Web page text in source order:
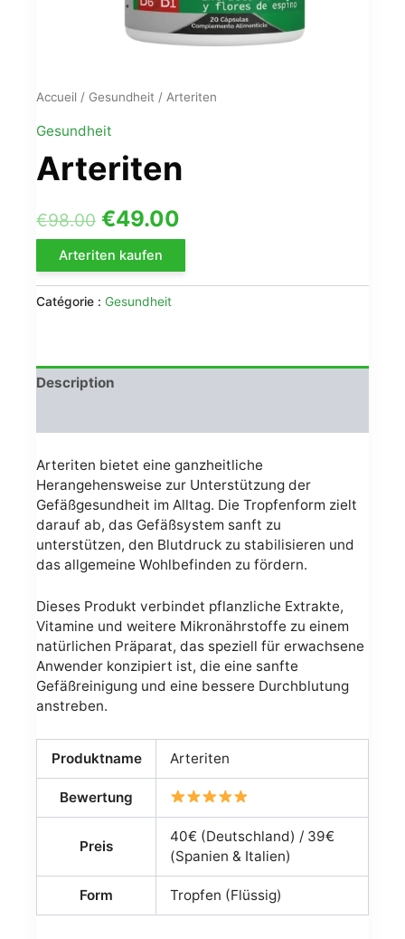
Accueil / Gesundheit / Arteriten
Gesundheit
Arteriten
€98.00 Le
prix
initial
était :
€49.00
actuel
Arteriten kaufen
Catégorie : Gesundheit
Description
Arteriten bietet eine ganzheitliche
Herangehensweise zur Unterstützung der
Gefäßgesundheit im Alltag. Die Tropfenform zielt
darauf ab, das Gefäßsystem sanft zu
unterstützen, den Blutdruck zu stabilisieren und
das allgemeine Wohlbefinden zu fördern.
Dieses Produkt verbindet pflanzliche Extrakte,
Vitamine und weitere Mikronährstoffe zu einem
natürlichen Präparat, das speziell für erwachsene
Anwender konzipiert ist, die eine sanfte
Gefäßreinigung und eine bessere Durchblutung
anstreben.
Produktname Arteriten
Bewertung
Preis
40€ (Deutschland) / 39€
(Spanien & Italien)
Form Tropfen (Flüssig)